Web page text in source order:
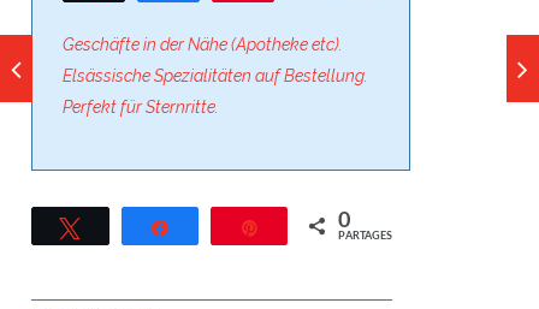
Geschäfte in der Nähe (Apotheke etc).
Elsässische Spezialitäten auf Bestellung.
Perfekt für Sternritte.
Tweetez Partagez Épingle 0
PARTAGES